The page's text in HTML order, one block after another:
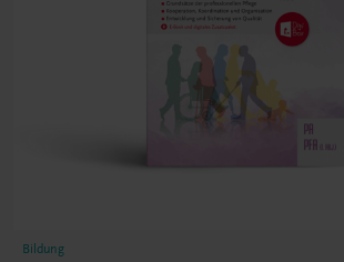
Bildung